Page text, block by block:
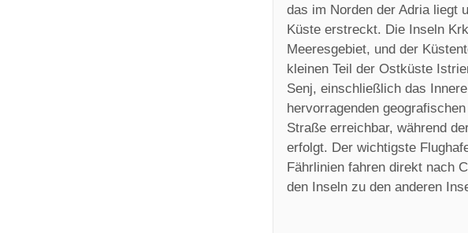
das im Norden der Adria liegt
Küste erstreckt. Die Inseln
Meeresgebiet, und der
kleinen Teil der Ostküste
Senj, einschließlich das
hervorragenden
Straße erreichbar, während
erfolgt. Der wichtigste
Fährlinien fahren direkt nach
den Inseln zu den anderen